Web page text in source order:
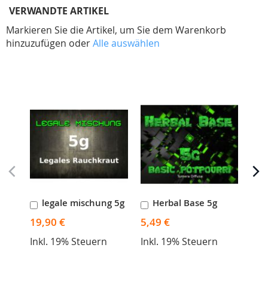
VERWANDTE ARTIKEL
Markieren Sie die Artikel, um Sie dem Warenkorb
hinzuzufügen oderAlle auswählen
legale mischung 5g
19,90 €
Inkl. 19% Steuern
In
den
Warenkorb
Herbal Base 5g
5,49 €
Inkl. 19% Steuern
In
den
Warenkorb